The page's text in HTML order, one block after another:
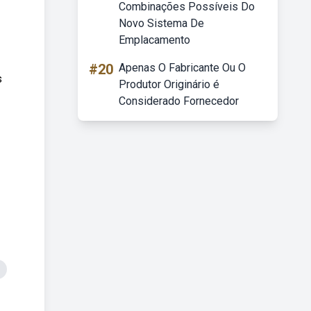
Combinações Possíveis Do
Novo Sistema De
Emplacamento
#20 Apenas O Fabricante Ou O
Produtor Originário é
Considerado Fornecedor